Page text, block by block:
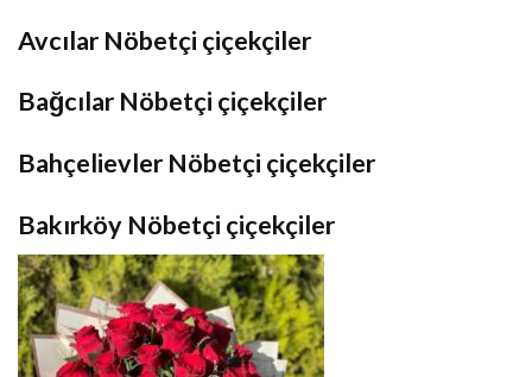
Avcılar Nöbetçi çiçekçiler
Bağcılar Nöbetçi çiçekçiler
Bahçelievler Nöbetçi çiçekçiler
Bakırköy Nöbetçi çiçekçiler